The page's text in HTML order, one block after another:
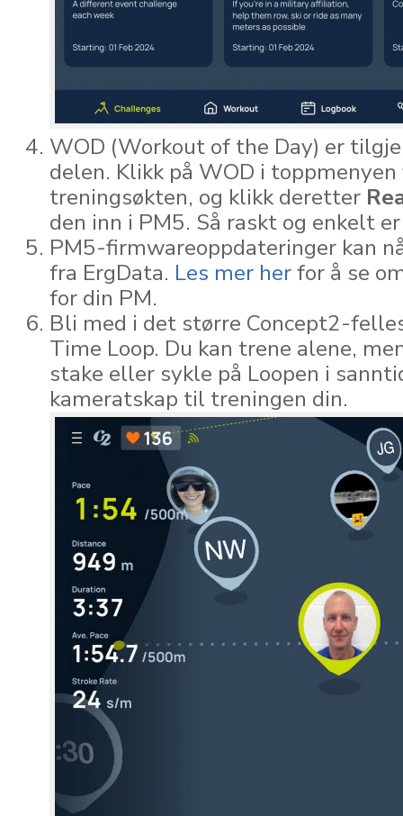
WOD (Workout of the Day) er
delen. Klikk på WOD i toppmenyen
treningsøkten, og klikk deretter
den inn i PM5. Så raskt og enkelt
PM5-firmwareoppdateringer kan
fra ErgData. Les mer herfor å se
for din PM.
Bli med i det større Concept2-
Time Loop. Du kan trene alene,
stake eller sykle på Loopen i
kameratskap til treningen din.